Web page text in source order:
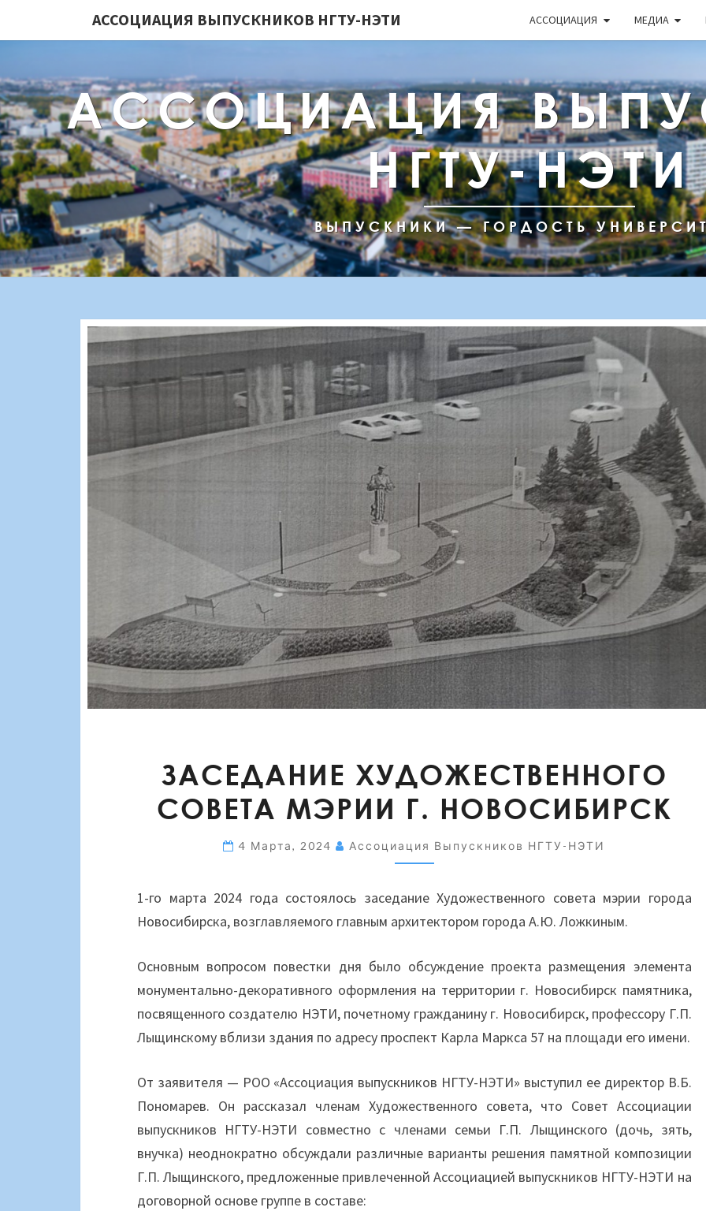
АССОЦИАЦИЯ ВЫПУСКНИКОВ НГТУ-НЭТИ АССОЦИАЦИЯ МЕДИА
АССОЦИАЦИЯ
НГТУ-НЭТИ
ВЫПУСКНИКИ — ГОРДОСТЬ
ХУДОЖЕСТВЕННОГО
СОВЕТА
МЭРИИ
Г.
ЗАСЕДАНИЕ ХУДОЖЕСТВЕННОГО
СОВЕТА МЭРИИ Г. НОВОСИБИРСК
4 Марта, 2024 Ассоциация Выпускников НГТУ-НЭТИ
1-го марта 2024 года состоялось заседание Художественного совета мэрии города
Новосибирска, возглавляемого главным архитектором города А.Ю. Ложкиным.
Основным вопросом повестки дня было обсуждение проекта размещения элемента
монументально-декоративного оформления на территории г. Новосибирск памятника,
посвященного создателю НЭТИ, почетному гражданину г. Новосибирск, профессору Г.П.
Лыщинскому вблизи здания по адресу проспект Карла Маркса 57 на площади его имени.
От заявителя — РОО «Ассоциация выпускников НГТУ-НЭТИ» выступил ее директор В.Б.
Пономарев. Он рассказал членам Художественного совета, что Совет Ассоциации
выпускников НГТУ-НЭТИ совместно с членами семьи Г.П. Лыщинского (дочь, зять,
внучка) неоднократно обсуждали различные варианты решения памятной композиции
Г.П. Лыщинского, предложенные привлеченной Ассоциацией выпускников НГТУ-НЭТИ на
договорной основе группе в составе: